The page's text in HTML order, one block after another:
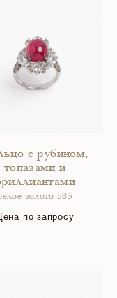
с рубином,
топазами и
золото 585
по запросу